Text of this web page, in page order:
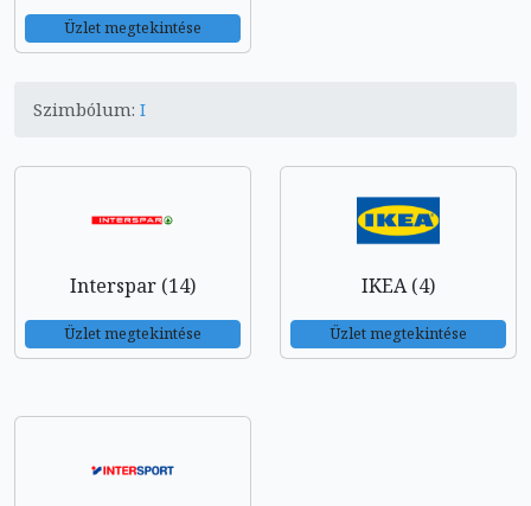
Üzlet megtekintése
Szimbólum: I
Interspar (14)
Üzlet megtekintése
IKEA (4)
Üzlet megtekintése